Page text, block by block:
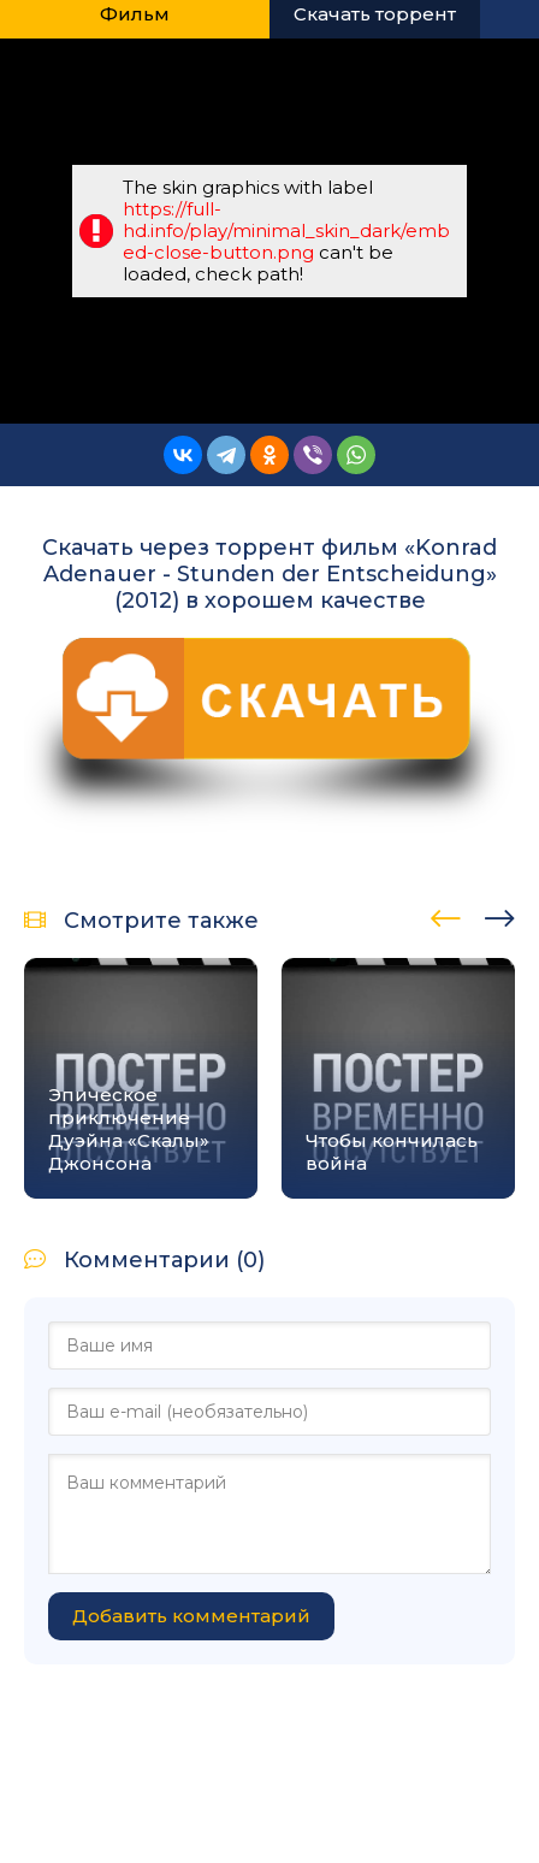
Фильм Скачать торрент
The skin graphics with label
https://full-
hd.info/play/minimal_skin_dark/emb
ed-close-button.png can't be
loaded, check path!
Скачать через торрент фильм «Konrad
Adenauer - Stunden der Entscheidung»
(2012) в хорошем качестве
Смотрите также
Эпическое
приключение
Дуэйна «Скалы»
Джонсона
Чтобы кончилась
война
Комментарии (0)
Добавить комментарий